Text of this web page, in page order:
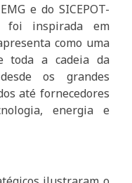
e do SICEPOT-
foi inspirada em
como uma
toda a cadeia da
os grandes
até fornecedores
energia e